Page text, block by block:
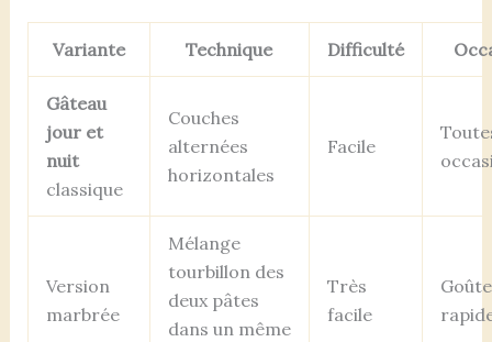
Variante Technique Difficulté
Gâteau
jour et
nuit
classique
Couches
alternées
horizontales
Facile
Version
marbrée
Mélange
tourbillon des
deux pâtes
dans un même
Très
facile